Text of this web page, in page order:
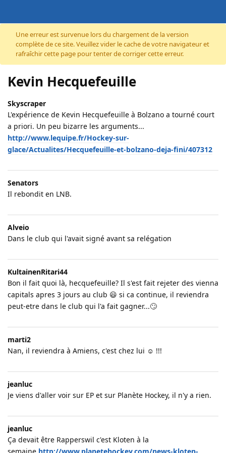
Accéder au contenu
Une erreur est survenue lors du chargement de la version
complète de ce site. Veuillez vider le cache de votre navigateur et
rafraîchir cette page pour tenter de corriger cette erreur.
Kevin Hecquefeuille
Skyscraper
L'expérience de Kevin Hecquefeuille à Bolzano a tourné court
a priori. Un peu bizarre les arguments...
http://www.lequipe.fr/Hockey-sur-
glace/Actualites/Hecquefeuille-et-bolzano-deja-fini/407312
Senators
Il rebondit en LNB.
Alveio
Dans le club qui l'avait signé avant sa relégation
KultainenRitari44
Bon il fait quoi là, hecquefeuille? Il s'est fait rejeter des vienna
capitals apres 3 jours au club 😃 si ca continue, il reviendra
peut-etre dans le club qui l'a fait gagner...🙄
marti2
Nan, il reviendra à Amiens, c'est chez lui ☺ !!!
jeanluc
Je viens d'aller voir sur EP et sur Planète Hockey, il n'y a rien.
jeanluc
Ça devait être Rapperswil c'est Kloten à la